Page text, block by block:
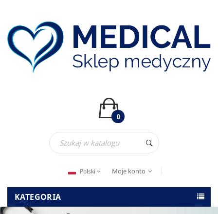
0
Polski Moje konto
KATEGORIA